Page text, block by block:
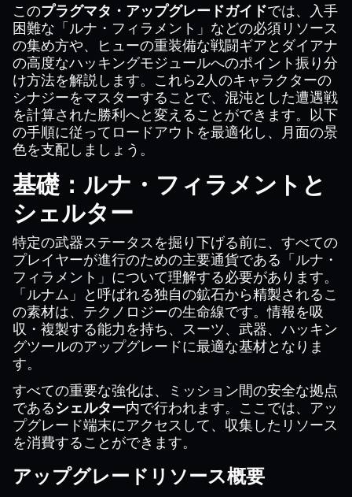
このプラグマタ・アップグレードガイドでは、入手
困難な「ルナ・フィラメント」などの必須リソース
の集め方や、ヒューの重装備な戦闘ギアとダイアナ
の高度なハッキングモジュールへのポイント振り分
け方法を解説します。これら2人のキャラクターの
シナジーをマスターすることで、混沌とした遭遇戦
を計算された勝利へと変えることができます。以下
の手順に従ってロードアウトを最適化し、月面の景
色を支配しましょう。
基礎：ルナ・フィラメントと
シェルター
特定の武器ステータスを掘り下げる前に、すべての
プレイヤーが進行のための主要通貨である「ルナ・
フィラメント」について理解する必要があります。
「ルナム」と呼ばれる独自の鉱石から精製されるこ
の素材は、テクノロジーの生命線です。情報を吸
収・複製する能力を持ち、スーツ、武器、ハッキン
グツールのアップグレードに最適な基材となりま
す。
すべての重要な強化は、ミッション間の安全な拠点
であるシェルター内で行われます。ここでは、アッ
プグレード端末にアクセスして、収集したリソース
を消費することができます。
アップグレードリソース概要